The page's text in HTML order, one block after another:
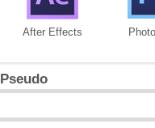
After Effects
Pseudo